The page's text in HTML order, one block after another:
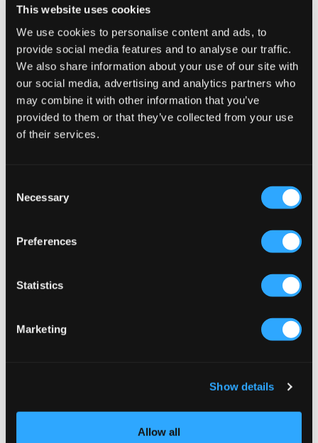
This website uses cookies
We use cookies to personalise content and ads, to
provide social media features and to analyse our traffic.
We also share information about your use of our site with
our social media, advertising and analytics partners who
may combine it with other information that you’ve
provided to them or that they’ve collected from your use
of their services.
Selection
Necessary
Preferences
Statistics
Marketing
Show details
Allow all
Didriksons
PIKO KIDS' JACKET
89 €
Columbia
SPIRE VALLEY™ WINDBREAKER
19,50 €39 €